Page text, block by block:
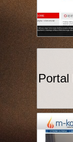
Portal